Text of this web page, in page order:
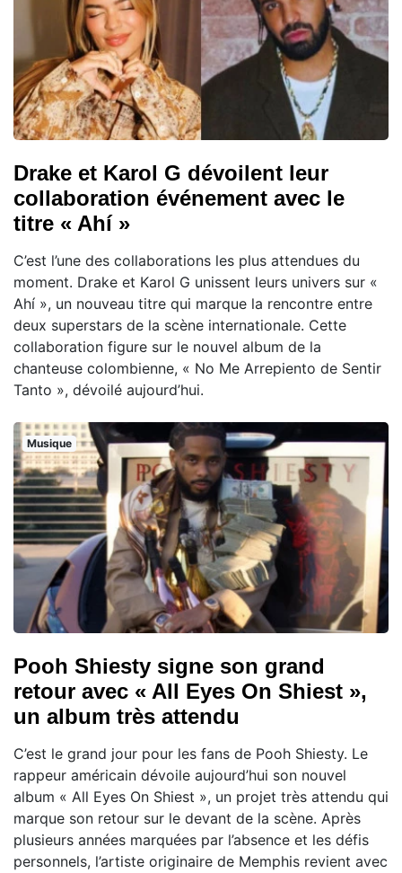
Drake et Karol G dévoilent leur
collaboration événement avec le
titre « Ahí »
C’est l’une des collaborations les plus attendues du
moment. Drake et Karol G unissent leurs univers sur «
Ahí », un nouveau titre qui marque la rencontre entre
deux superstars de la scène internationale. Cette
collaboration figure sur le nouvel album de la
chanteuse colombienne, « No Me Arrepiento de Sentir
Tanto », dévoilé aujourd’hui.
Musique
Pooh Shiesty signe son grand
retour avec « All Eyes On Shiest »,
un album très attendu
C’est le grand jour pour les fans de Pooh Shiesty. Le
rappeur américain dévoile aujourd’hui son nouvel
album « All Eyes On Shiest », un projet très attendu qui
marque son retour sur le devant de la scène. Après
plusieurs années marquées par l’absence et les défis
personnels, l’artiste originaire de Memphis revient avec